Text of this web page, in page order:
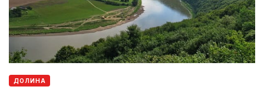
ДОЛИНА